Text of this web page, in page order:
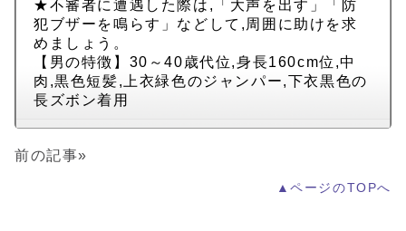
★不審者に遭遇した際は,「大声を出す」「防
犯ブザーを鳴らす」などして,周囲に助けを求
めましょう。
【男の特徴】30～40歳代位,身長160cm位,中
肉,黒色短髪,上衣緑色のジャンパー,下衣黒色の
長ズボン着用
前の記事»
▲ページのTOPへ